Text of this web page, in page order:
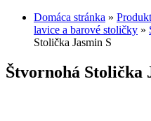
Domáca stránka »
lavice a barové stoličky »
Stolička Jasmin S
Štvornohá Stolička